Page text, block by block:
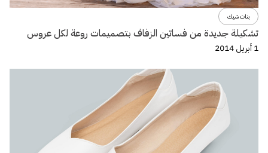
بنات شيك
تشكيلة جديدة من فساتين الزفاف بتصميمات روعة لكل عروس
1 أبريل 2014